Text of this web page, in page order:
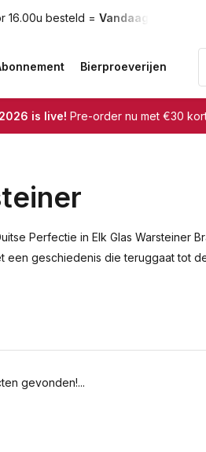
16.00u besteld = Vandaag verzonden
Bierproeverijen
is live! Pre-order nu met €30
Perfectie in Elk Glas Warsteiner
een geschiedenis die teruggaat tot
gevonden!...